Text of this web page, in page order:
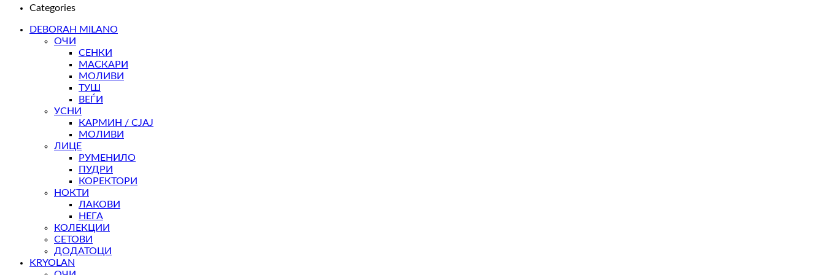
Categories
DEBORAH MILANO
ОЧИ
СЕНКИ
МАСКАРИ
МОЛИВИ
ТУШ
ВЕЃИ
УСНИ
КАРМИН / СЈАЈ
МОЛИВИ
ЛИЦЕ
РУМЕНИЛО
ПУДРИ
КОРЕКТОРИ
НОКТИ
ЛАКОВИ
НЕГА
КОЛЕКЦИИ
СЕТОВИ
ДОДАТОЦИ
KRYOLAN